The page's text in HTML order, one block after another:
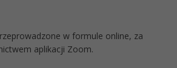
w formule online, za
aplikacji Zoom.